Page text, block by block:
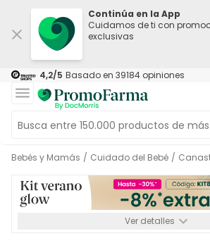
Continúa en la App
Cuidamos de ti con
exclusivas
4,2/5 Basado en 39184 opiniones
Bebés y Mamás / Cuidado del Bebé /
Ver detalles